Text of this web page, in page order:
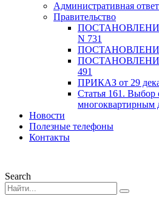
Административная
Правительство
ПОСТАНОВЛЕНИЕ
N 731
ПОСТАНОВЛЕНИЕ
ПОСТАНОВЛЕНИЕ
491
ПРИКАЗ от 29
Статья 161. Выбор
многоквартирным
Новости
Полезные телефоны
Контакты
Search